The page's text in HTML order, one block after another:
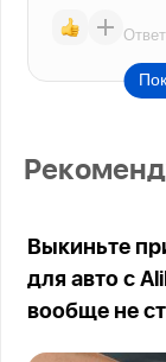
Выкиньте
для авто с
вообще не